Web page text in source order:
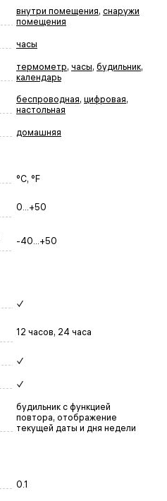
внутри помещения, снаружи
помещения
часы
термометр, часы, будильник,
календарь
беспроводная, цифровая,
настольная
домашняя
°C, °F
0...+50
-40...+50
✓
12 часов, 24 часа
✓
✓
будильник с функцией
повтора, отображение
текущей даты и дня недели
0.1